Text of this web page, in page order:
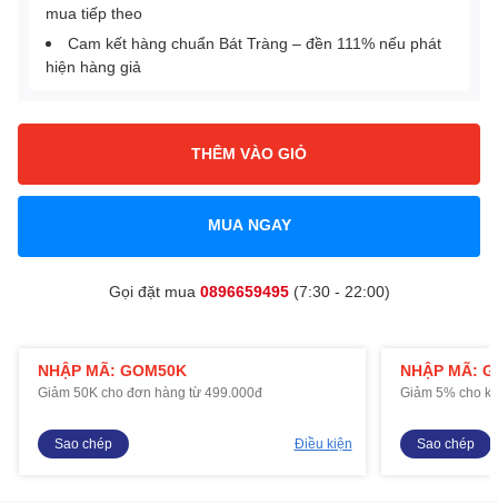
mua tiếp theo
Cam kết hàng chuẩn Bát Tràng – đền 111% nếu phát
hiện hàng giả
THÊM VÀO GIỎ
MUA NGAY
Gọi đặt mua 0896659495(7:30 - 22:00)
NHẬP MÃ: GOM50K
Giảm 50K cho đơn hàng từ 499.000đ
Sao chép Điều kiện
NHẬP MÃ:
Giảm 5% cho
Sao chép